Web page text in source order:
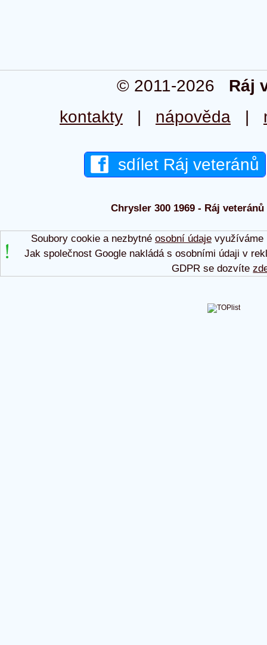
© 2011-2026 Ráj
kontakty | nápověda |
sdílet Ráj veteránů
Chrysler 300 1969 - Ráj
Soubory cookie a nezbytné osobní údajevyužíváme
Jak společnost Google nakládá s osobními údaji v
GDPR se dozvíte